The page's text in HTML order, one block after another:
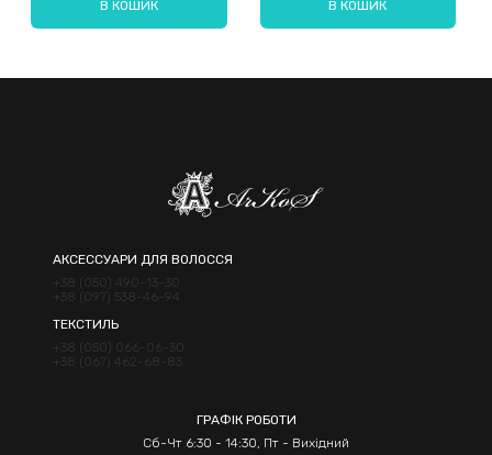
В КОШИК В КОШИК
АКСЕССУАРИ ДЛЯ ВОЛОССЯ
+38 (050) 490-13-30
+38 (097) 538-46-94
ТЕКСТИЛЬ
+38 (050) 066-06-30
+38 (067) 462-68-83
ГРАФІК РОБОТИ
Сб-Чт 6:30 - 14:30, Пт - Вихідний